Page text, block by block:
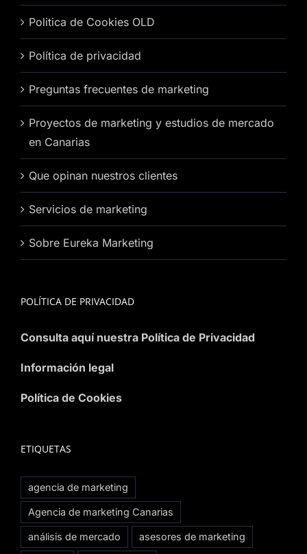
Politica de Cookies OLD
Política de privacidad
Preguntas frecuentes de marketing
Proyectos de marketing y estudios de mercado
en Canarias
Que opinan nuestros clientes
Servicios de marketing
Sobre Eureka Marketing
POLÍTICA DE PRIVACIDAD
Consulta aquí nuestra Política de Privacidad
Información legal
Política de Cookies
ETIQUETAS
agencia de marketing
Agencia de marketing Canarias
análisis de mercado asesores de marketing